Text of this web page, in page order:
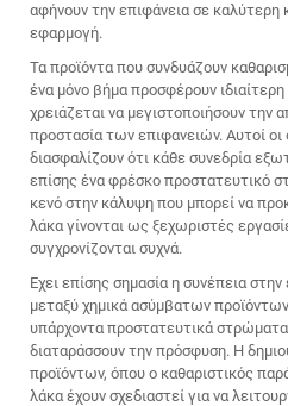
αφήνουν την επιφάνεια σε
εφαρμογή.
Τα προϊόντα που συνδυάζουν
ένα μόνο βήμα προσφέρουν ιδιαίτερη
χρειάζεται να μεγιστοποιήσουν την
προστασία των επιφανειών. Αυτοί οι
διασφαλίζουν ότι κάθε συνεδρία
επίσης ένα φρέσκο προστατευτικό
κενό στην κάλυψη που μπορεί να
λάκα γίνονται ως ξεχωριστές
συγχρονίζονται συχνά.
Έχει επίσης σημασία η συνέπεια
μεταξύ χημικά ασύμβατων
υπάρχοντα προστατευτικά
διαταράσσουν την πρόσφυση. Η
προϊόντων, όπου ο καθαριστικός
λάκα έχουν σχεδιαστεί για να